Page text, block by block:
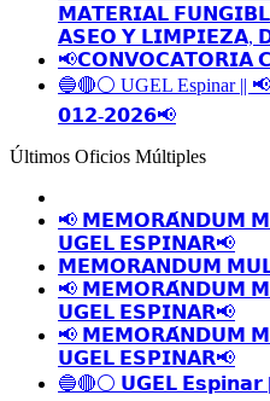
𝗠𝗔𝗧𝗘𝗥𝗜𝗔𝗟
𝗔𝗦𝗘𝗢 𝗬 𝗟𝗜𝗠𝗣𝗜𝗘𝗭𝗔,
📢𝗖𝗢𝗡𝗩𝗢𝗖𝗔𝗧𝗢𝗥𝗜𝗔
🔵🔴⚪️ UGEL
𝟬𝟭𝟮-𝟮𝟬𝟮𝟲📢
Últimos Oficios Múltiples
📢 𝗠𝗘𝗠𝗢𝗥𝗔́𝗡𝗗𝗨𝗠
𝗨𝗚𝗘𝗟 𝗘𝗦𝗣𝗜𝗡𝗔𝗥📢
𝗠𝗘𝗠𝗢𝗥𝗔𝗡𝗗𝗨𝗠
📢 𝗠𝗘𝗠𝗢𝗥𝗔́𝗡𝗗𝗨𝗠
𝗨𝗚𝗘𝗟 𝗘𝗦𝗣𝗜𝗡𝗔𝗥📢
📢 𝗠𝗘𝗠𝗢𝗥𝗔́𝗡𝗗𝗨𝗠
𝗨𝗚𝗘𝗟 𝗘𝗦𝗣𝗜𝗡𝗔𝗥📢
🔵🔴⚪️ 𝗨𝗚𝗘𝗟